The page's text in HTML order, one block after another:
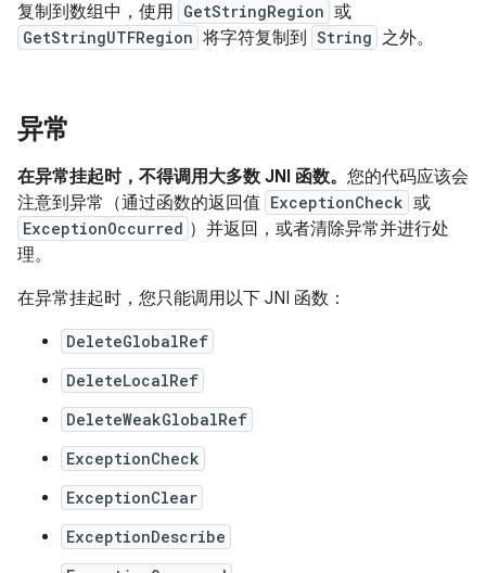
复制到数组中，使用 GetStringRegion 或
GetStringUTFRegion 将字符复制到 String 之外。
异常
在异常挂起时，不得调用大多数 JNI 函数。 您的代码应该会
注意到异常（通过函数的返回值 ExceptionCheck 或
ExceptionOccurred ）并返回，或者清除异常并进行处
理。
在异常挂起时，您只能调用以下 JNI 函数：
DeleteGlobalRef
DeleteLocalRef
DeleteWeakGlobalRef
ExceptionCheck
ExceptionClear
ExceptionDescribe